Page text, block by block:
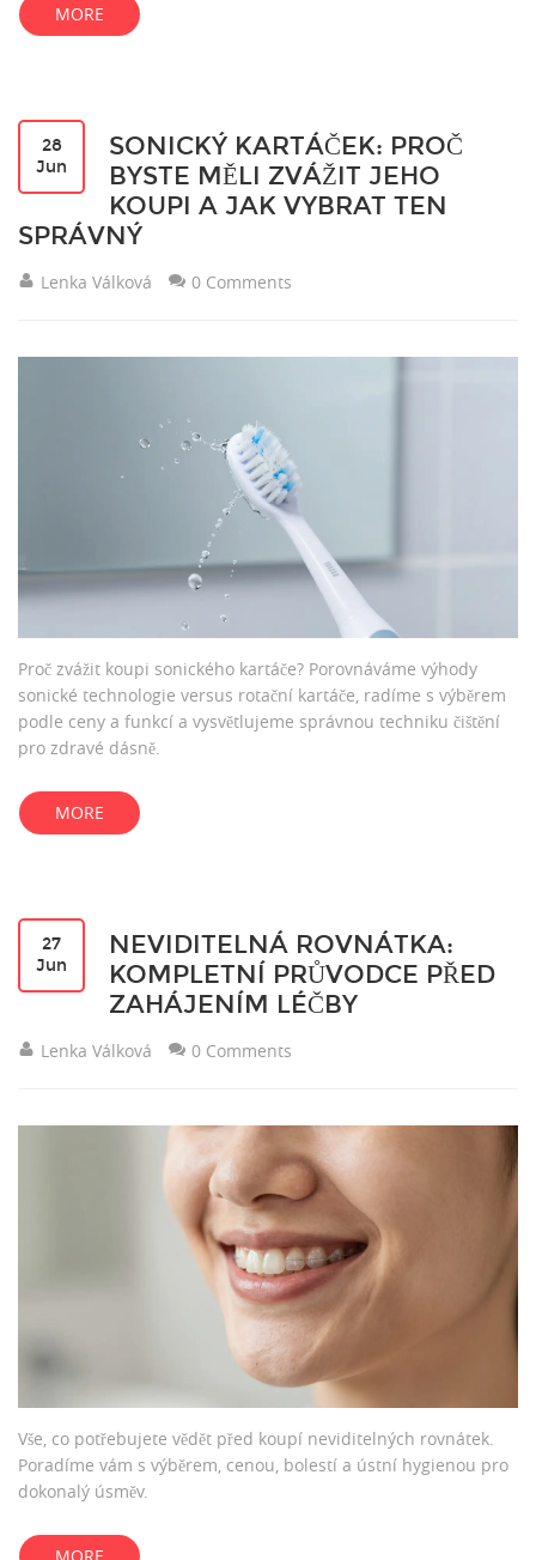
MORE
28
Jun
SONICKÝ KARTÁČEK: PROČ
BYSTE MĚLI ZVÁŽIT JEHO
KOUPI A JAK VYBRAT TEN
SPRÁVNÝ
Lenka Válková 0 Comments
Proč zvážit koupi sonického kartáče? Porovnáváme výhody
sonické technologie versus rotační kartáče, radíme s výběrem
podle ceny a funkcí a vysvětlujeme správnou techniku čištění
pro zdravé dásně.
MORE
27
Jun
NEVIDITELNÁ ROVNÁTKA:
KOMPLETNÍ PRŮVODCE PŘED
ZAHÁJENÍM LÉČBY
Lenka Válková 0 Comments
Vše, co potřebujete vědět před koupí neviditelných rovnátek.
Poradíme vám s výběrem, cenou, bolestí a ústní hygienou pro
dokonalý úsměv.
MORE